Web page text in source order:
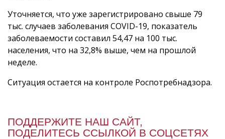
Уточняется, что уже зарегистрировано свыше 79
тыс. случаев заболевания COVID-19, показатель
заболеваемости составил 54,47 на 100 тыс.
населения, что на 32,8% выше, чем на прошлой
неделе.
Ситуация остается на контроле Роспотребнадзора.
ПОДДЕРЖИТЕ НАШ САЙТ,
ПОДЕЛИТЕСЬ ССЫЛКОЙ В СОЦСЕТЯХ